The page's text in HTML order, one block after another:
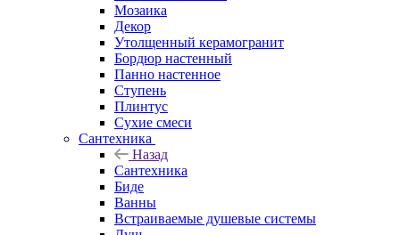
Мозаика
Декор
Утолщенный керамогранит
Бордюр настенный
Панно настенное
Ступень
Плинтус
Сухие смеси
Сантехника
Назад
Сантехника
Биде
Ванны
Встраиваемые душевые системы